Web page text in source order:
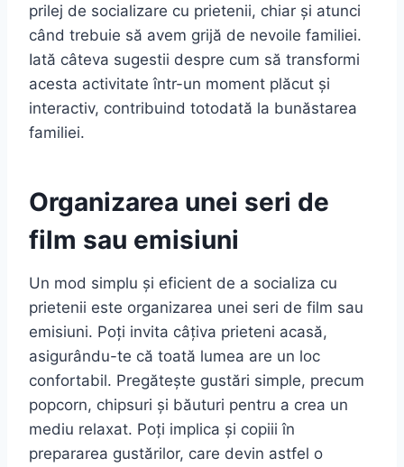
prilej de socializare cu prietenii, chiar și atunci
când trebuie să avem grijă de nevoile familiei.
Iată câteva sugestii despre cum să transformi
acesta activitate într-un moment plăcut și
interactiv, contribuind totodată la bunăstarea
familiei.
Organizarea unei seri de
film sau emisiuni
Un mod simplu și eficient de a socializa cu
prietenii este organizarea unei seri de film sau
emisiuni. Poți invita câțiva prieteni acasă,
asigurându-te că toată lumea are un loc
confortabil. Pregătește gustări simple, precum
popcorn, chipsuri și băuturi pentru a crea un
mediu relaxat. Poți implica și copiii în
prepararea gustărilor, care devin astfel o